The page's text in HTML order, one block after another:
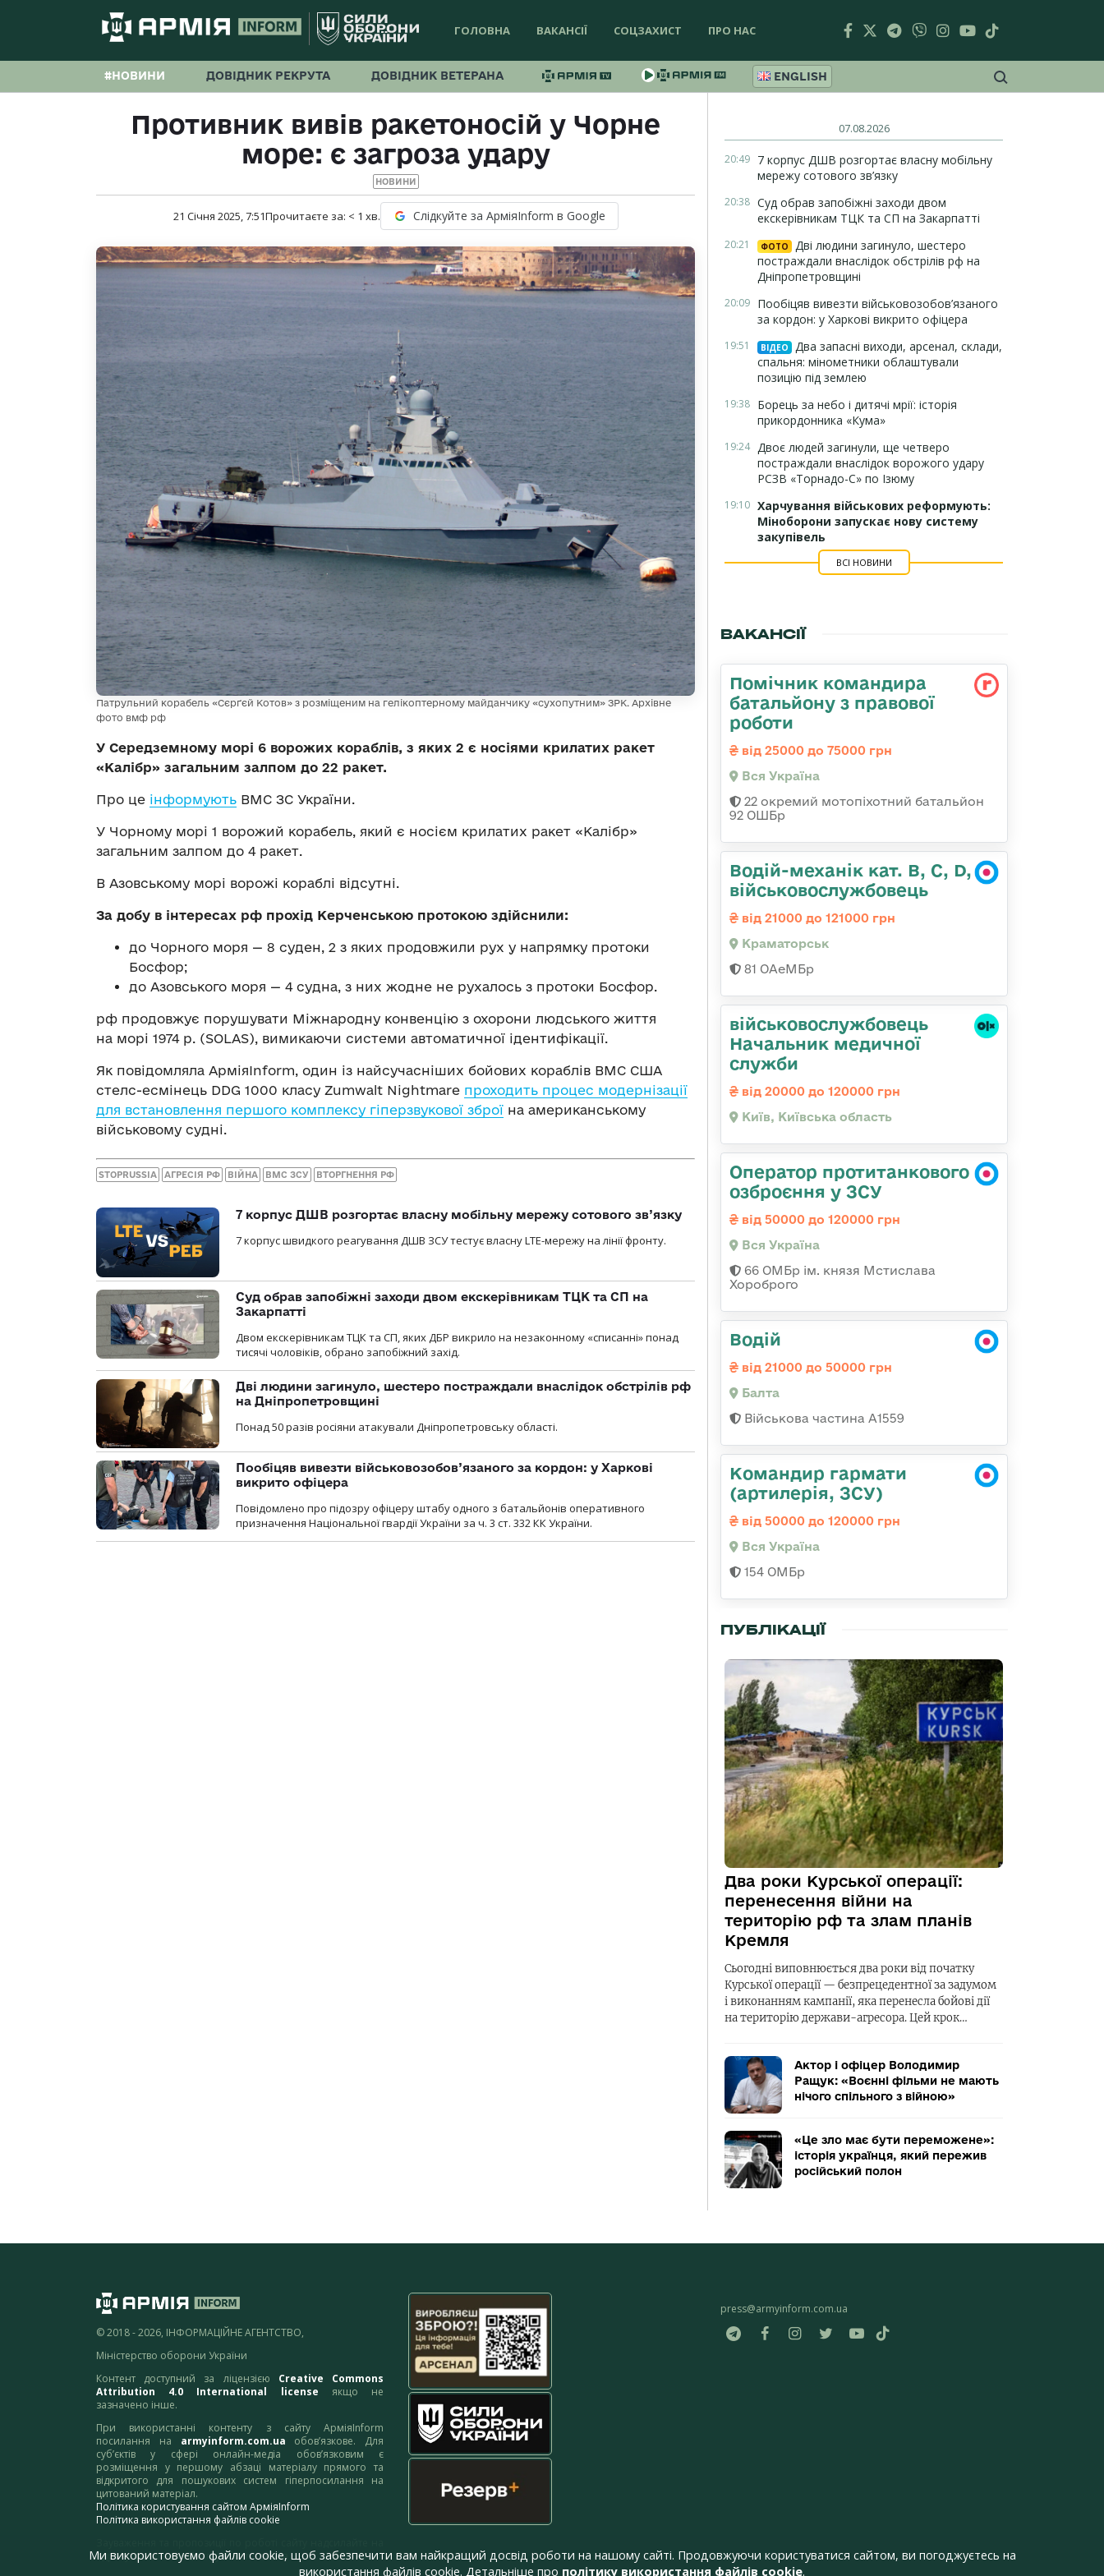
ГОЛОВНА ВАКАНСІЇ СОЦЗАХИСТ ПРО НАС
#НОВИНИ ДОВІДНИК РЕКРУТА ДОВІДНИК ВЕТЕРАНА ENGLISH
Противник вивів ракетоносій у Чорне
море: є загроза удару
НОВИНИ
21 Січня 2025, 7:51Прочитаєте за: < 1 хв. Слідкуйте за АрміяInform в Google
Патрульний корабель «Сєрґєй Котов» з розміщеним на гелікоптерному майданчику «сухопутним» ЗРК. Архівне
фото вмф рф
У Середземному морі 6 ворожих кораблів, з яких 2 є носіями крилатих ракет
«Калібр» загальним залпом до 22 ракет.
Про це інформують ВМС ЗС України.
У Чорному морі 1 ворожий корабель, який є носієм крилатих ракет «Калібр»
загальним залпом до 4 ракет.
В Азовському морі ворожі кораблі відсутні.
За добу в інтересах рф прохід Керченською протокою здійснили:
до Чорного моря — 8 суден, 2 з яких продовжили рух у напрямку протоки
Босфор;
до Азовського моря — 4 судна, з них жодне не рухалось з протоки Босфор.
рф продовжує порушувати Міжнародну конвенцію з охорони людського життя
на морі 1974 р. (SOLAS), вимикаючи системи автоматичної ідентифікації.
Як повідомляла АрміяInform, один із найсучасніших бойових кораблів ВМС США
стелс-есмінець DDG 1000 класу Zumwalt Nightmare проходить процес модернізації
для встановлення першого комплексу гіперзвукової зброї на американському
військовому судні.
STOPRUSSIA АГРЕСІЯ РФ ВІЙНА ВМС ЗСУ ВТОРГНЕННЯ РФ
7 корпус ДШВ розгортає власну мобільну мережу сотового зв’язку
7 корпус швидкого реагування ДШВ ЗСУ тестує власну LTE-мережу на лінії фронту.
Суд обрав запобіжні заходи двом екскерівникам ТЦК та СП на
Закарпатті
Двом екскерівникам ТЦК та СП, яких ДБР викрило на незаконному «списанні» понад
тисячі чоловіків, обрано запобіжний захід.
Дві людини загинуло, шестеро постраждали внаслідок обстрілів рф
на Дніпропетровщині
Понад 50 разів росіяни атакували Дніпропетровську області.
Пообіцяв вивезти військовозобов’язаного за кордон: у Харкові
викрито офіцера
Повідомлено про підозру офіцеру штабу одного з батальйонів оперативного
призначення Національної гвардії України за ч. 3 ст. 332 КК України.
07.08.2026
20:49 7 корпус ДШВ розгортає власну мобільну
мережу сотового зв’язку
20:38 Суд обрав запобіжні заходи двом
екскерівникам ТЦК та СП на Закарпатті
20:21 ФОТО
Дві людини загинуло, шестеро
постраждали внаслідок обстрілів рф на
Дніпропетровщині
20:09 Пообіцяв вивезти військовозобов’язаного
за кордон: у Харкові викрито офіцера
19:51 ВІДЕО
Два запасні виходи, арсенал, склади,
спальня: мінометники облаштували
позицію під землею
19:38 Борець за небо і дитячі мрії: історія
прикордонника «Кума»
19:24 Двоє людей загинули, ще четверо
постраждали внаслідок ворожого удару
РСЗВ «Торнадо-С» по Ізюму
19:10 Харчування військових реформують:
Міноборони запускає нову систему
закупівель
ВСІ НОВИНИ
ВАКАНСІЇ
Помічник командира
батальйону з правової
роботи
від 25000 до 75000 грн
Вся Україна
22 окремий мотопіхотний батальйон
92 ОШБр
Водій-механік кат. В, С, D,
військовослужбовець
від 21000 до 121000 грн
Краматорськ
81 ОАеМБр
військовослужбовець
Начальник медичної
служби
від 20000 до 120000 грн
Київ, Київська область
Оператор протитанкового
озброєння у ЗСУ
від 50000 до 120000 грн
Вся Україна
66 ОМБр ім. князя Мстислава
Хороброго
Водій
від 21000 до 50000 грн
Балта
Військова частина А1559
Командир гармати
(артилерія, ЗСУ)
від 50000 до 120000 грн
Вся Україна
154 ОМБр
ПУБЛІКАЦІЇ
Два роки Курської операції:
перенесення війни на
територію рф та злам планів
Кремля
Сьогодні виповнюється два роки від початку
Курської операції — безпрецедентної за задумом
і виконанням кампанії, яка перенесла бойові дії
на територію держави-агресора. Цей крок…
Актор і офіцер Володимир
Ращук: «Воєнні фільми не мають
нічого спільного з війною»
«Це зло має бути переможене»:
історія українця, який пережив
російський полон
© 2018 - 2026, ІНФОРМАЦІЙНЕ АГЕНТСТВО,
Міністерство оборони України
Контент доступний за ліцензією Creative Commons
Attribution 4.0 International license якщо не
зазначено інше.
При використанні контенту з сайту АрміяInform
посилання на armyinform.com.ua обов’язкове. Для
суб’єктів у сфері онлайн-медіа обов’язковим є
розміщення у першому абзаці матеріалу прямого та
відкритого для пошукових систем гіперпосилання на
цитований матеріал.
Політика користування сайтом АрміяInform
Політика використання файлів cookie
адресу:webmaster@armyinform.com.ua
press@armyinform.com.ua
Ми використовуємо файли cookie, щоб забезпечити вам найкращий досвід роботи на нашому сайті. Продовжуючи користуватися сайтом, ви погоджуєтесь на
використання файлів cookie. Детальніше про політику використання файлів cookie.